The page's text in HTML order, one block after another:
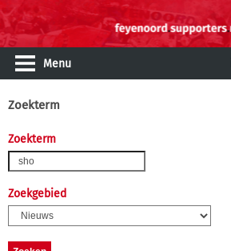
Menu
Zoekterm
Zoekterm
Zoekgebied